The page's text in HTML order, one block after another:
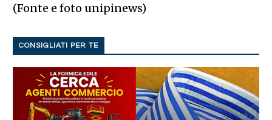
(Fonte e foto unipinews)
CONSIGLIATI PER TE